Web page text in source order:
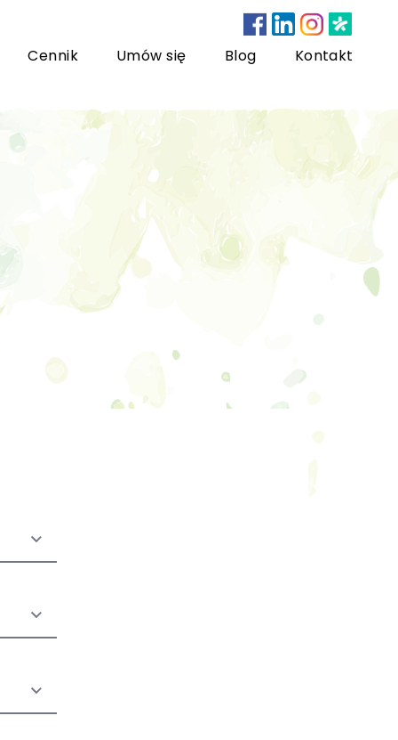
Cennik Umów się Blog Kontakt
bariatryczne
dzieci i młodzieży
rodzinna
Trening Umiejętności Społecznych dla dzieci i